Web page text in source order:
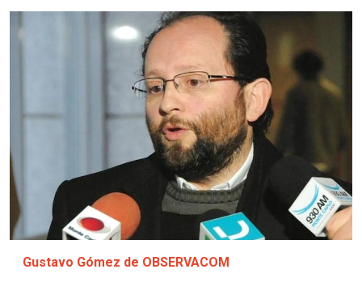
Gustavo Gómez de OBSERVACOM